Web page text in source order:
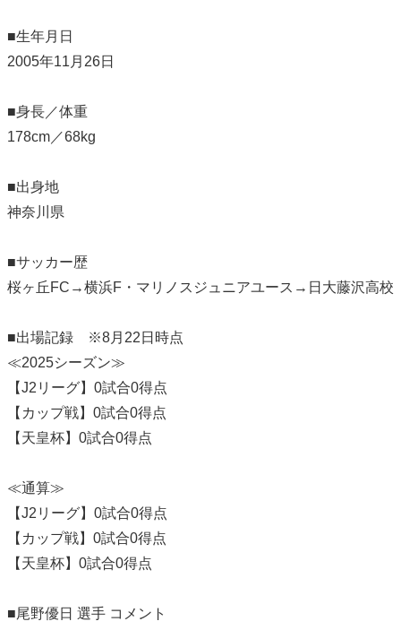
■生年月日
2005年11月26日
■身長／体重
178cm／68kg
■出身地
神奈川県
■サッカー歴
桜ヶ丘FC→横浜F・マリノスジュニアユース→日大藤沢高校
■出場記録 ※8月22日時点
≪2025シーズン≫
【J2リーグ】0試合0得点
【カップ戦】0試合0得点
【天皇杯】0試合0得点
≪通算≫
【J2リーグ】0試合0得点
【カップ戦】0試合0得点
【天皇杯】0試合0得点
■尾野優日 選手 コメント